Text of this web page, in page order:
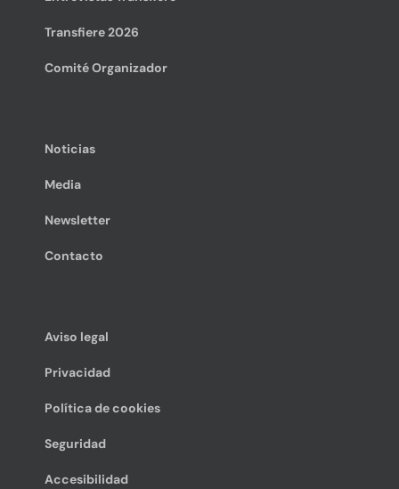
Transfiere 2026
Comité Organizador
Noticias
Media
Newsletter
Contacto
Aviso legal
Privacidad
Política de cookies
Seguridad
Accesibilidad